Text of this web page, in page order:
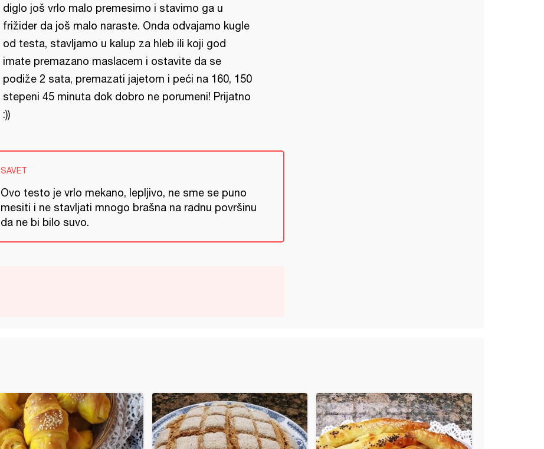
diglo još vrlo malo premesimo i stavimo ga u
frižider da još malo naraste. Onda odvajamo kugle
od testa, stavljamo u kalup za hleb ili koji god
imate premazano maslacem i ostavite da se
podiže 2 sata, premazati jajetom i peći na 160, 150
stepeni 45 minuta dok dobro ne porumeni! Prijatno
:))
SAVET
Ovo testo je vrlo mekano, lepljivo, ne sme se puno
mesiti i ne stavljati mnogo brašna na radnu površinu
da ne bi bilo suvo.